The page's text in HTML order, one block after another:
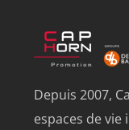
Depuis 2007,
espaces de